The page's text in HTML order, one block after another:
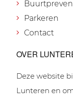
Parkeren
Contact
OVER
Deze website
Lunteren en